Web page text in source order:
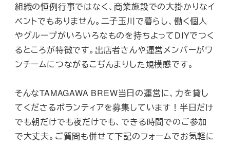
組織の恒例行事ではなく、商業施設での大掛かりなイ
ベントでもありません。二子玉川で暮らし、働く個人
やグループがいろいろなものを持ちよってDIYでつく
るところが特徴です。出店者さんや運営メンバーがワ
ンチームにつながるこぢんまりした規模感です。
そんなTAMAGAWA BREW当日の運営に、力を貸し
てくださるボランティアを募集しています！半日だけ
でも朝だけでも夜だけでも、できる時間でのご参加
で大丈夫。ご質問も併せて下記のフォームでお気軽に